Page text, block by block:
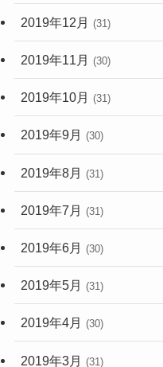
2019年12月 (31)
2019年11月 (30)
2019年10月 (31)
2019年9月 (30)
2019年8月 (31)
2019年7月 (31)
2019年6月 (30)
2019年5月 (31)
2019年4月 (30)
2019年3月 (31)